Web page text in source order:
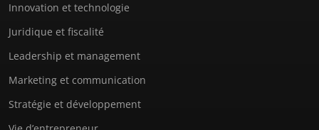
Innovation et technologie
Juridique et fiscalité
Leadership et management
Marketing et communication
Stratégie et développement